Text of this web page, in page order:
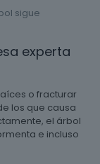
sigue
experta
o fracturar
los que causa
el árbol
e incluso